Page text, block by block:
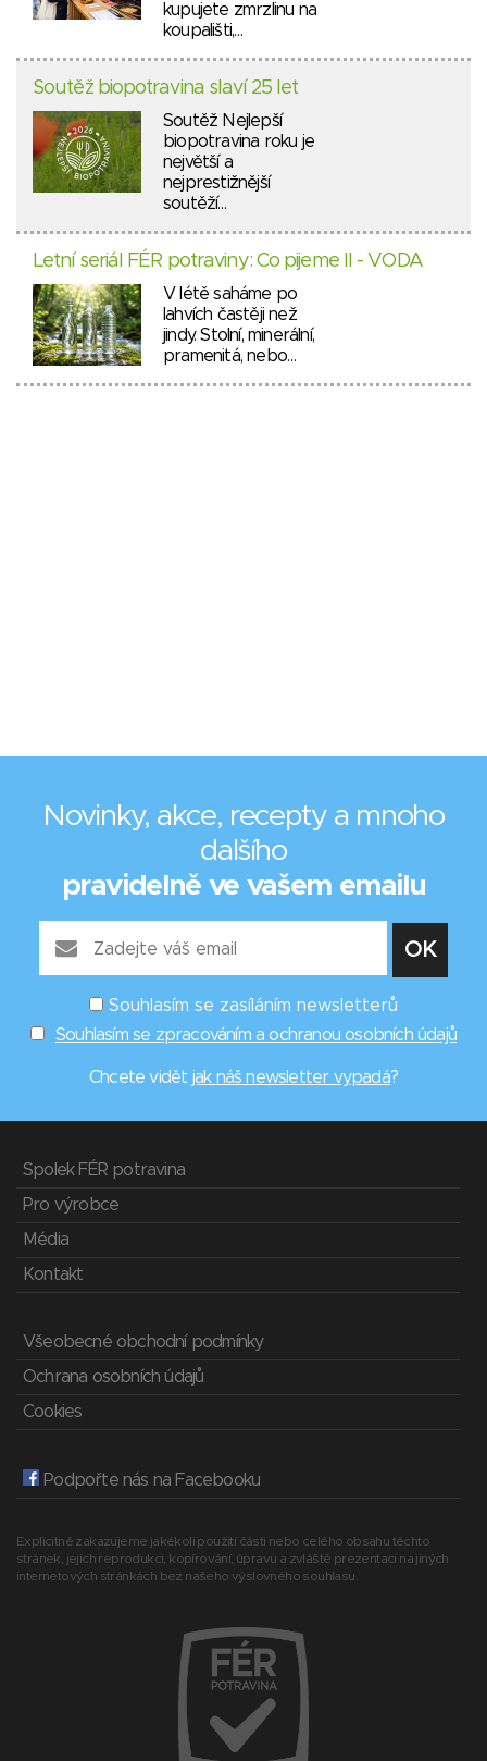
kupujete zmrzlinu na
koupališti,…
Soutěž biopotravina slaví 25 let
Soutěž Nejlepší
biopotravina roku je
největší a
nejprestižnější
soutěží…
Letní seriál FÉR potraviny: Co pijeme II - VODA
V létě saháme po
lahvích častěji než
jindy. Stolní, minerální,
pramenitá, nebo…
Novinky, akce, recepty a mnoho
dalšího
pravidelně ve vašem emailu
Souhlasím se zasíláním newsletterů
Souhlasím se zpracováním a ochranou osobních údajů
Chcete vidět jak náš newsletter vypadá?
Spolek FÉR potravina
Pro výrobce
Média
Kontakt
Všeobecné obchodní podmínky
Ochrana osobních údajů
Cookies
Podpořte nás na Facebooku
Explicitně zakazujeme jakékoli použití části nebo celého obsahu těchto
stránek, jejich reprodukci, kopírování, úpravu a zvláště prezentaci na jiných
internetových stránkách bez našeho výslovného souhlasu.